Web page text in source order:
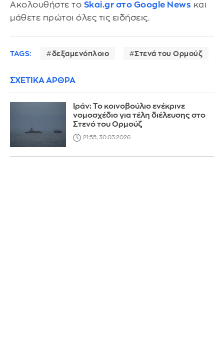
Ακολουθήστε το Skai.gr στο Google News και
μάθετε πρώτοι όλες τις ειδήσεις.
TAGS: δεξαμενόπλοιο Στενά του Ορμούζ
ΣΧΕΤΙΚΑ ΑΡΘΡΑ
Ιράν: Το κοινοβούλιο ενέκρινε
νομοσχέδιο για τέλη διέλευσης στο
Στενό του Ορμούζ
21:55, 30.03.2026